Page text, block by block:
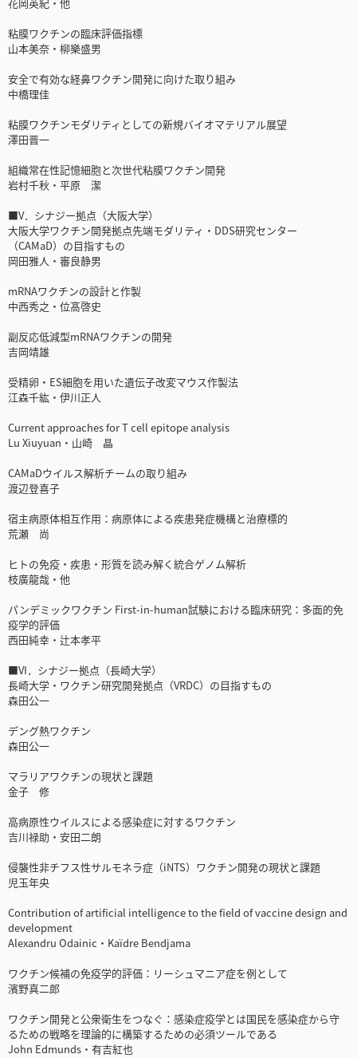
粘膜ワクチンの臨床評価指標
山本美奈・柳樂盛男
安全で有効な経鼻ワクチン開発に向けた取り組み
中橋理佳
粘膜ワクチンモダリティとしての新規バイオマテリアル展望
澤田晋一
組織常在性記憶細胞と次世代粘膜ワクチン開発
岩村千秋・平原 潔
■V．シナジー拠点（大阪大学）
大阪大学ワクチン開発拠点先端モダリティ・DDS研究センター
（CAMaD）の目指すもの
岡田雅人・審良静男
mRNAワクチンの設計と作製
中西秀之・位髙啓史
副反応低減型mRNAワクチンの開発
吉岡靖雄
受精卵・ES細胞を用いた遺伝子改変マウス作製法
江森千紘・伊川正人
Current approaches for T cell epitope analysis
Lu Xiuyuan・山崎 晶
CAMaDウイルス解析チームの取り組み
渡辺登喜子
宿主病原体相互作用：病原体による疾患発症機構と治療標的
荒瀬 尚
ヒトの免疫・疾患・形質を読み解く統合ゲノム解析
枝廣龍哉・他
パンデミックワクチン First-in-human試験における臨床研究：多面的免
疫学的評価
西田純幸・辻本孝平
■VI．シナジー拠点（長崎大学）
長崎大学・ワクチン研究開発拠点（VRDC）の目指すもの
森田公一
デング熱ワクチン
森田公一
マラリアワクチンの現状と課題
金子 修
高病原性ウイルスによる感染症に対するワクチン
吉川禄助・安田二朗
侵襲性非チフス性サルモネラ症（iNTS）ワクチン開発の現状と課題
児玉年央
Contribution of artificial intelligence to the field of vaccine design and
development
Alexandru Odainic・Kaïdre Bendjama
ワクチン候補の免疫学的評価：リーシュマニア症を例として
濱野真二郎
ワクチン開発と公衆衛生をつなぐ：感染症疫学とは国民を感染症から守
るための戦略を理論的に構築するための必須ツールである
John Edmunds・有吉紅也